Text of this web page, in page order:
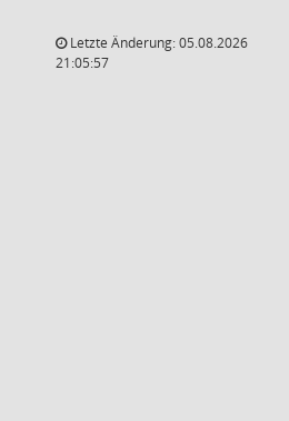
Letzte Änderung: 05.08.2026
21:05:57